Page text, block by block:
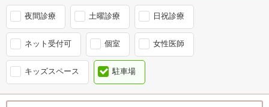
夜間診療 土曜診療 日祝診療
ネット受付可 個室 女性医師
キッズスペース 駐車場